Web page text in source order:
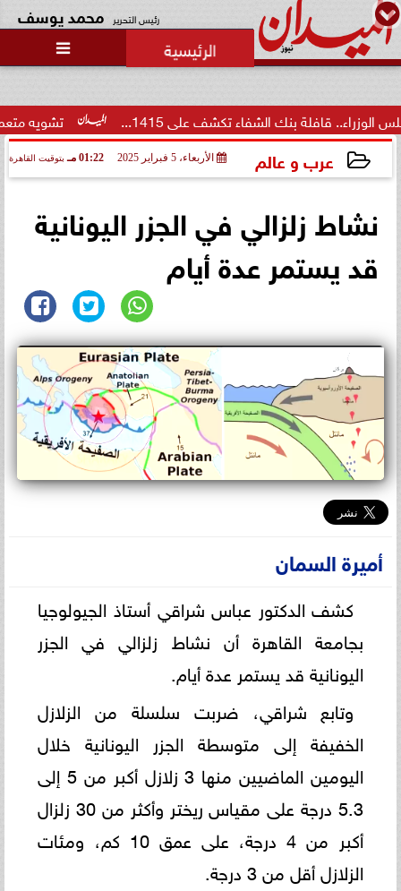

تشويه متعمد لسمعتها.. تأجيل تكشف على 1415...
عرب و عالم الأربعاء، 5 فبراير 2025 01:22 مـ بتوقيت القاهرة
نشاط زلزالي في الجزر اليونانية
قد يستمر عدة أيام
أميرة السمان
كشف الدكتور عباس شراقي أستاذ الجيولوجيا
بجامعة القاهرة أن نشاط زلزالي في الجزر
اليونانية قد يستمر عدة أيام.
وتابع شراقي، ضربت سلسلة من الزلازل
الخفيفة إلى متوسطة الجزر اليونانية خلال
اليومين الماضيين منها 3 زلازل أكبر من 5 إلى
5.3 درجة على مقياس ريختر وأكثر من 30 زلزال
أكبر من 4 درجة، على عمق 10 كم، ومئات
الزلازل أقل من 3 درجة.
الرئيس الأمريكي يهنئ الملك محمد
السادس بمناسبة العيد الوطني